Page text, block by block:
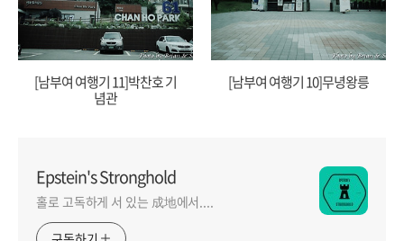
[남부여 여행기 11]박찬호 기
념관
[남부여 여행기 10]무녕왕릉
Epstein's Stronghold
홀로 고독하게 서 있는 成地에서....